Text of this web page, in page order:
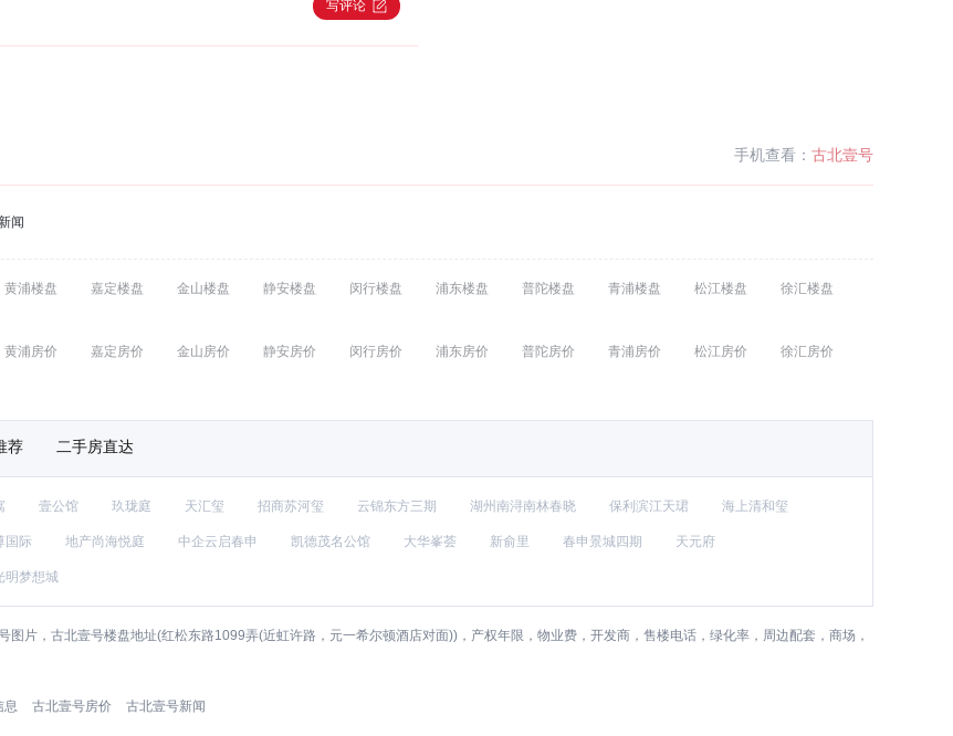
写评论
手机查看： 古北壹号
闻
黄浦楼盘 嘉定楼盘 金山楼盘 静安楼盘 闵行楼盘 浦东楼盘 普陀楼盘 青浦楼盘 松江楼盘
徐汇楼盘
黄浦房价 嘉定房价 金山房价 静安房价 闵行房价 浦东房价 普陀房价 青浦房价 松江房价
徐汇房价
荐 二手房直达
壹公馆 玖珑庭 天汇玺 招商苏河玺 云锦东方三期 湖州南浔南林春晓 保利滨江天珺 海上清和玺
国际 地产尚海悦庭 中企云启春申 凯德茂名公馆 大华峯荟 新俞里 春申景城四期 天元府
明梦想城
片，古北壹号楼盘地址(红松东路1099弄(近虹许路，元一希尔顿酒店对面))，产权年限，物业费，开发商，售楼电话，绿化率，周边配套，商场，
息 古北壹号房价 古北壹号新闻